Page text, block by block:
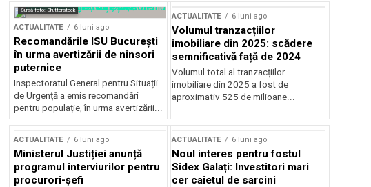
Sursă foto: Shutterstock
ACTUALITATE 6 luni ago
Recomandările ISU București
în urma avertizării de ninsori
puternice
Inspectoratul General pentru Situații
de Urgență a emis recomandări
pentru populație, în urma avertizării...
ACTUALITATE 6 luni ago
Volumul tranzacțiilor
imobiliare din 2025: scădere
semnificativă față de 2024
Volumul total al tranzacțiilor
imobiliare din 2025 a fost de
aproximativ 525 de milioane...
ACTUALITATE 6 luni ago
Ministerul Justiției anunță
programul interviurilor pentru
procurori-șefi
ACTUALITATE 6 luni ago
Noul interes pentru fostul
Sidex Galați: Investitori mari
cer caietul de sarcini